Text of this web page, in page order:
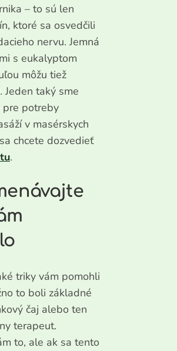
– to sú len
ktoré sa osvedčili
nervu. Jemná
s eukalyptom
môžu tiež
Jeden taký sme
potreby
v masérskych
chcete dozvedieť
.
triky vám pomohli
to boli základné
čaj alebo ten
terapeut.
to, ale ak sa tento